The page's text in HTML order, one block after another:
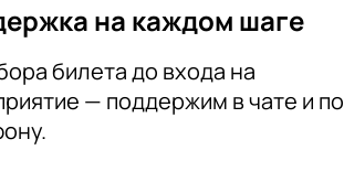
на каждом шаге
билета до входа на
— поддержим в чате и по